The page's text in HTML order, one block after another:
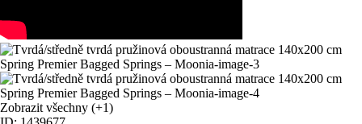
Zobrazit všechny (+1)